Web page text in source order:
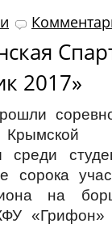
2017»
среди
сорока
на
«Грифон»